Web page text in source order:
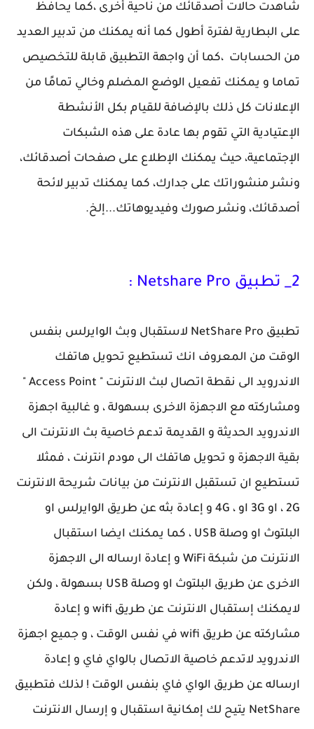
شاهدت حالات أصدقائك من ناحية أخرى ،كما يحافظ
على البطارية لفترة أطول كما أنه يمكنك من تدبير العديد
من الحسابات ،كما أن واجهة التطبيق قابلة للتخصيص
تماما و يمكنك تفعيل الوضع المضلم وخالي تمامًا من
الإعلانات كل ذلك بالإضافة للقيام بكل الأنشطة
الإعتيادية التي تقوم بها عادة على هذه الشبكات
الإجتماعية، حيث يمكنك الإطلاع على صفحات أصدقائك،
ونشر منشوراتك على جدارك، كما يمكنك تدبير لائحة
أصدقائك، ونشر صورك وفيديوهاتك...إلخ.
2_ تطبيق Netshare Pro :
تطبيق NetShare Pro لاستقبال وبث الوايرلس بنفس
الوقت من المعروف انك تستطيع تحويل هاتفك
الاندرويد الى نقطة اتصال لبث الانترنت " Access Point "
ومشاركته مع الاجهزة الاخرى بسهولة ، و غالبية اجهزة
الاندرويد الحديثة و القديمة تدعم خاصية بث الانترنت الى
بقية الاجهزة و تحويل هاتفك الى مودم انترنت ، فمثلا
تستطيع ان تستقبل الانترنت من بيانات شريحة الانترنت
2G ، او 3G او ، 4G و إعادة بثه عن طريق الوايرلس او
البلتوث او وصلة USB ، كما يمكنك ايضا استقبال
الانترنت من شبكة WiFi و إعادة ارساله الى الاجهزة
الاخرى عن طريق البلتوث او وصلة USB بسهولة ، ولكن
لايمكنك إستقبال الانترنت عن طريق wifi و إعادة
مشاركته عن طريق wifi في نفس الوقت ، و جميع اجهزة
الاندرويد لاتدعم خاصية الاتصال بالواي فاي و إعادة
ارساله عن طريق الواي فاي بنفس الوقت ! لذلك فتطبيق
NetShare يتيح لك إمكانية استقبال و إرسال الانترنت